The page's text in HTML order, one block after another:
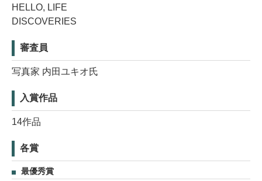
HELLO, LIFE
DISCOVERIES
審査員
写真家 内田ユキオ氏
入賞作品
14作品
各賞
最優秀賞